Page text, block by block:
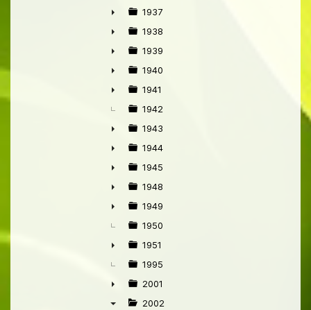
►
►
1937
►
1938
►
1939
►
1940
►
1941
1942
►
1943
►
1944
►
1945
►
1948
►
1949
1950
►
1951
1995
►
2001
2002